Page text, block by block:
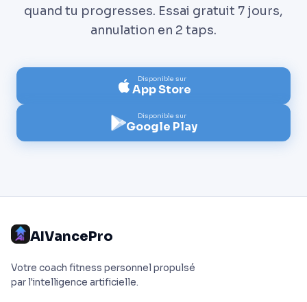
quand tu progresses. Essai gratuit 7 jours,
annulation en 2 taps.
Disponible sur
App Store
Disponible sur
Google Play
AIVancePro
Votre coach fitness personnel propulsé
par l'intelligence artificielle.